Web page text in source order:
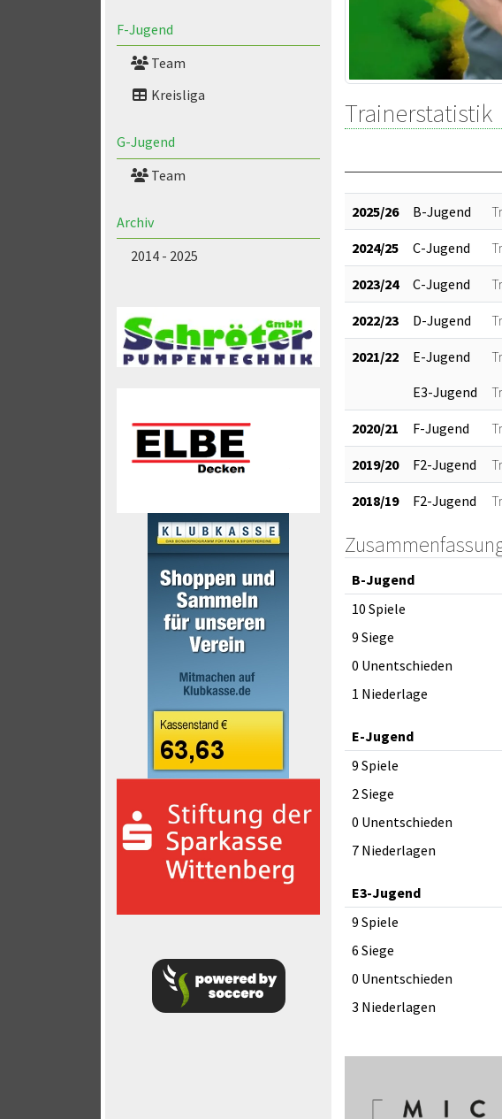
F-Jugend
Team
Kreisliga
G-Jugend
Team
Archiv
2014 - 2025
Trainerstatistik
2025/26 B-Jugend
2024/25 C-Jugend
2023/24 C-Jugend
2022/23 D-Jugend
2021/22 E-Jugend
E3-Jugend
2020/21 F-Jugend
2019/20 F2-Jugend
2018/19 F2-Jugend
B-Jugend
10 Spiele
9 Siege
0 Unentschieden
1 Niederlage
E-Jugend
9 Spiele
2 Siege
0 Unentschieden
7 Niederlagen
E3-Jugend
9 Spiele
6 Siege
0 Unentschieden
3 Niederlagen